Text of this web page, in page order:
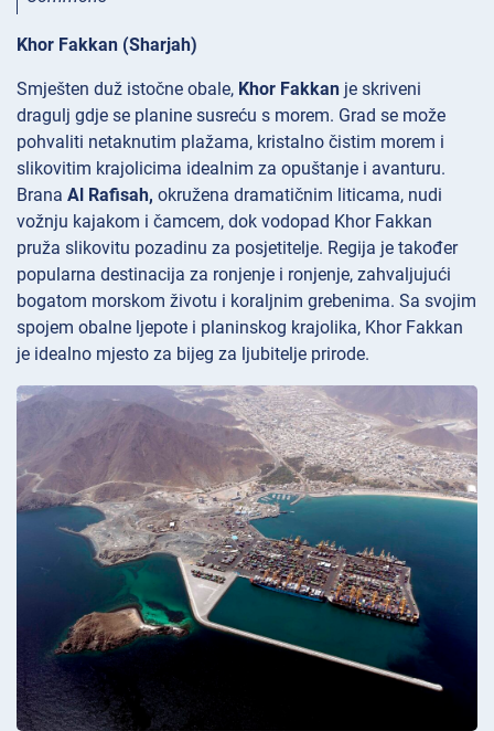
Khor Fakkan (Sharjah)
Smješten duž istočne obale, Khor Fakkan je skriveni
dragulj gdje se planine susreću s morem. Grad se može
pohvaliti netaknutim plažama, kristalno čistim morem i
slikovitim krajolicima idealnim za opuštanje i avanturu.
Brana Al Rafisah, okružena dramatičnim liticama, nudi
vožnju kajakom i čamcem, dok vodopad Khor Fakkan
pruža slikovitu pozadinu za posjetitelje. Regija je također
popularna destinacija za ronjenje i ronjenje, zahvaljujući
bogatom morskom životu i koraljnim grebenima. Sa svojim
spojem obalne ljepote i planinskog krajolika, Khor Fakkan
je idealno mjesto za bijeg za ljubitelje prirode.